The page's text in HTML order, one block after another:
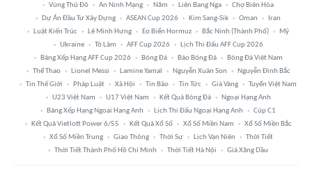
Vùng Thủ Đô
An Ninh Mạng Năm Liên Bang Nga
Chợ Biên Hòa
Dự Án Đầu Tư Xây Dựng
ASEAN Cup 2026 Kim Sang-Sik Oman
Iran
Luật Kiến Trúc
Lê Minh Hưng Eo Biển Hormuz Bắc Ninh (thành Phố)
Mỹ
Ukraine
Tô Lâm AFF Cup 2026
Lịch Thi Đấu AFF Cup 2026
Bảng Xếp Hạng AFF Cup 2026
Bóng Đá Báo Bóng Đá
Bóng Đá Việt Nam
Thể Thao
Lionel Messi Lamine Yamal Nguyễn Xuân Son
Nguyễn Đình Bắc
Tin Thế Giới
Pháp Luật Xã Hội Tin Bão Tin Tức Giá Vàng
Tuyển Việt Nam
U23 Việt Nam
U17 Việt Nam Kết Quả Bóng Đá
Ngoại Hạng Anh
Bảng Xếp Hạng Ngoại Hạng Anh
Lịch Thi Đấu Ngoại Hạng Anh
Cúp C1
Kết Quả Vietlott Power 6/55
Kết Quả Xổ Số Xổ Số Miền Nam
Xổ Số Miền Bắc
Xổ Số Miền Trung
Giao Thông Thời Sự Lịch Vạn Niên
Thời Tiết
Thời Tiết Thành Phố Hồ Chí Minh
Thời Tiết Hà Nội Giá Xăng Dầu